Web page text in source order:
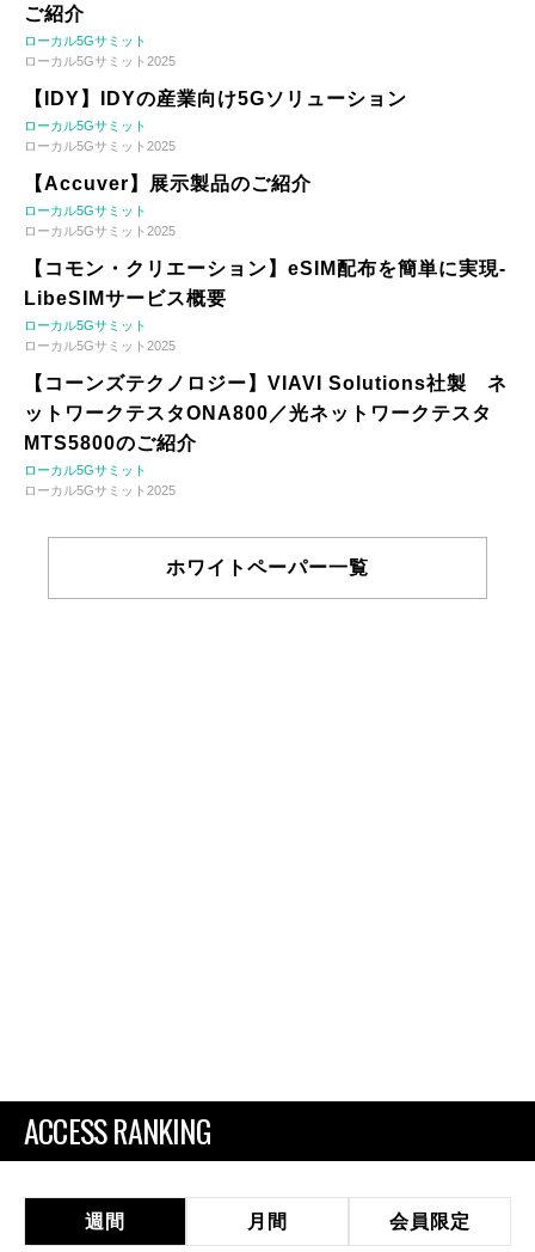
ご紹介
ローカル5Gサミット
ローカル5Gサミット2025
【IDY】IDYの産業向け5Gソリューション
ローカル5Gサミット
ローカル5Gサミット2025
【Accuver】展示製品のご紹介
ローカル5Gサミット
ローカル5Gサミット2025
【コモン・クリエーション】eSIM配布を簡単に実現-
LibeSIMサービス概要
ローカル5Gサミット
ローカル5Gサミット2025
【コーンズテクノロジー】VIAVI Solutions社製 ネ
ットワークテスタONA800／光ネットワークテスタ
MTS5800のご紹介
ローカル5Gサミット
ローカル5Gサミット2025
ホワイトペーパー一覧
ACCESS RANKING
週間 月間 会員限定